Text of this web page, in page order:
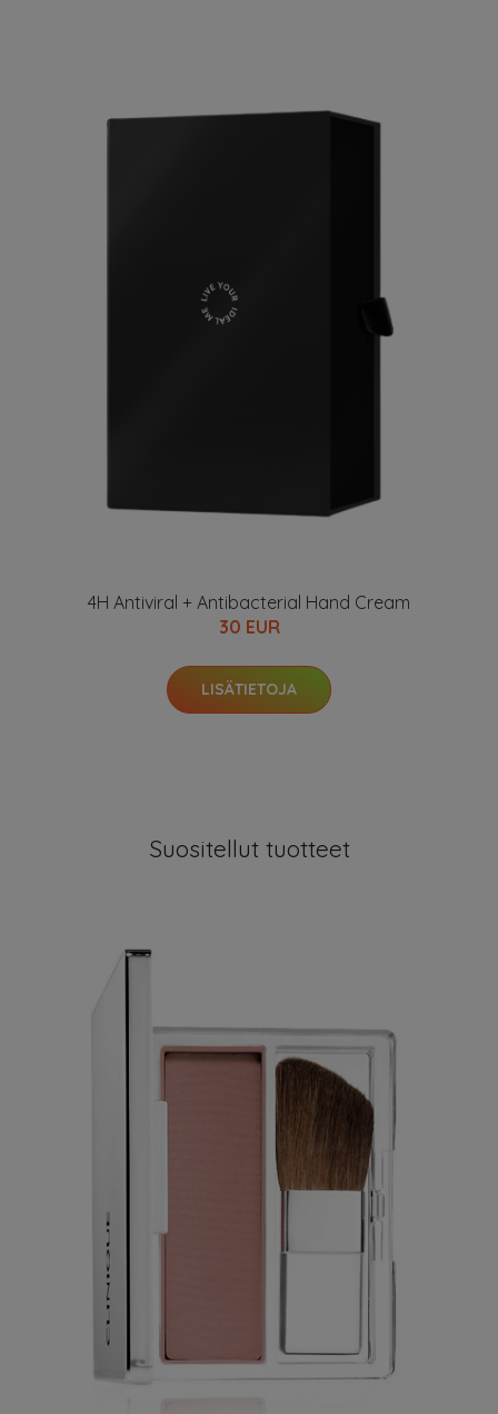
4H Antiviral + Antibacterial Hand Cream
30 EUR
LISÄTIETOJA
Suositellut tuotteet